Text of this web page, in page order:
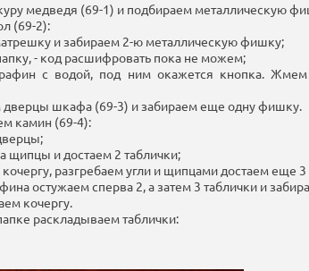
медведя (69-1) и подбираем металлическую
(69-2):
и забираем 2-ю металлическую фишку;
- код расшифровать пока не можем;
с водой, под ним окажется кнопка.
шкафа (69-3) и забираем еще одну фишку.
камин (69-4):
щипцы и достаем 2 таблички;
разгребаем угли и щипцами достаем еще 3
остужаем сперва 2, а затем 3 таблички и
кочергу.
раскладываем таблички: